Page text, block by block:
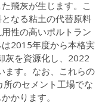
飛灰が生じます。こ
なる粘土の代替原料
性の高いポルトラン
2015年度から本格実
灰を資源化し、2022
ます。なお、これらの
のセメント工場でな
かります。